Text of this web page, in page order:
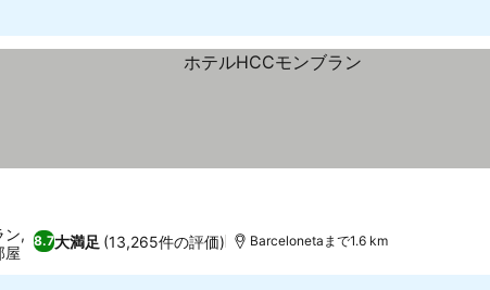
8.7大満足 (13,265件の評価)
ン,
屋
Barcelonetaまで1.6 km